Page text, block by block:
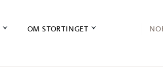
OM STORTINGET